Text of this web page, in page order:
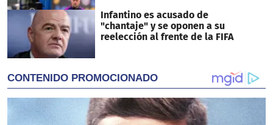
Infantino es acusado de
"chantaje" y se oponen a su
reelección al frente de la FIFA